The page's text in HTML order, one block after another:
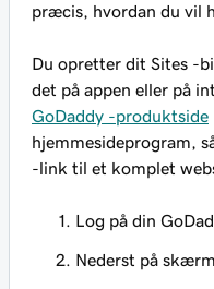
præcis, hvordan du vil
Du opretter dit Sites -
det på appen eller på
GoDaddy -produktside
hjemmesideprogram,
-link til et komplet
Log på din
Nederst på